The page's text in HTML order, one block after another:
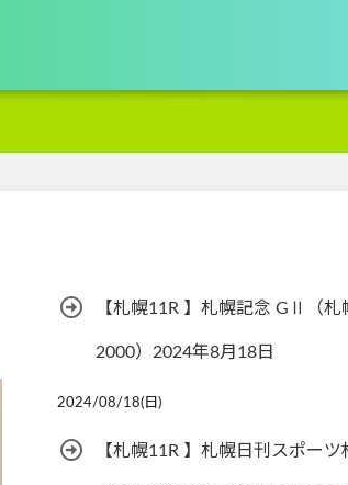
【札幌11R 】札幌記念 GⅡ（札
2000）2024年8月18日
2024/08/18(日)
【札幌11R 】札幌日刊スポーツ